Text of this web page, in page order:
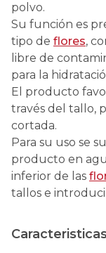
polvo.
Su función es
tipo de flores,
libre de
para la
El producto
través del tallo,
cortada.
Para su uso se
producto en
inferior de las
tallos e